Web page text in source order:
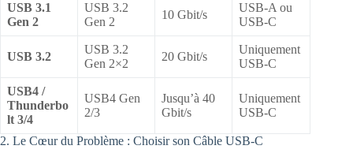
USB 3.1
Gen 2
USB 3.2
Gen 2
10 Gbit/s
USB-A ou
USB-C
USB 3.2
USB 3.2
Gen 2×2
20 Gbit/s
Uniquement
USB-C
USB4 /
Thunderbo
lt 3/4
USB4 Gen
2/3
Jusqu’à 40
Gbit/s
Uniquement
USB-C
2. Le Cœur du Problème : Choisir son Câble USB-C